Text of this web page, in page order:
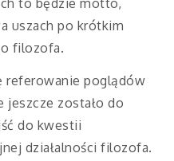
uszach po krótkim
filozofa.
referowanie poglądów
jeszcze zostało do
do kwestii
działalności filozofa.